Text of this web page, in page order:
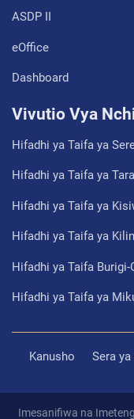
ASDP II
eOffice
Dashboard
Vivutio Vya
Hifadhi ya Taifa ya
Hifadhi ya Taifa ya
Hifadhi ya Taifa ya
Hifadhi ya Taifa ya
Hifadhi ya Taifa Burigi-
Hifadhi ya Taifa ya
Kanusho Sera ya
Imesanifiwa na